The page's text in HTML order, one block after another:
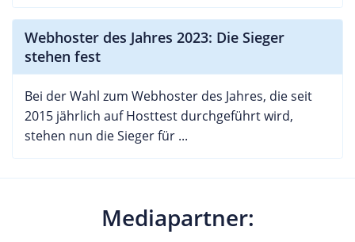
Webhoster des Jahres 2023: Die Sieger
stehen fest
Bei der Wahl zum Webhoster des Jahres, die seit
2015 jährlich auf Hosttest durchgeführt wird,
stehen nun die Sieger für ...
Mediapartner: